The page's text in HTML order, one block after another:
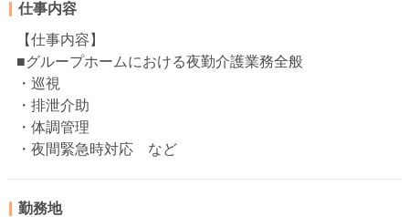
仕事内容
【仕事内容】
■グループホームにおける夜勤介護業務全般
・巡視
・排泄介助
・体調管理
・夜間緊急時対応 など
勤務地